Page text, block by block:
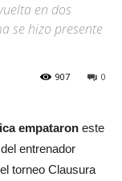
en dos
se hizo presente
0
907
empataron este
entrenador
torneo Clausura